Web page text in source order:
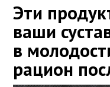
Эти
ваши
в
рацион